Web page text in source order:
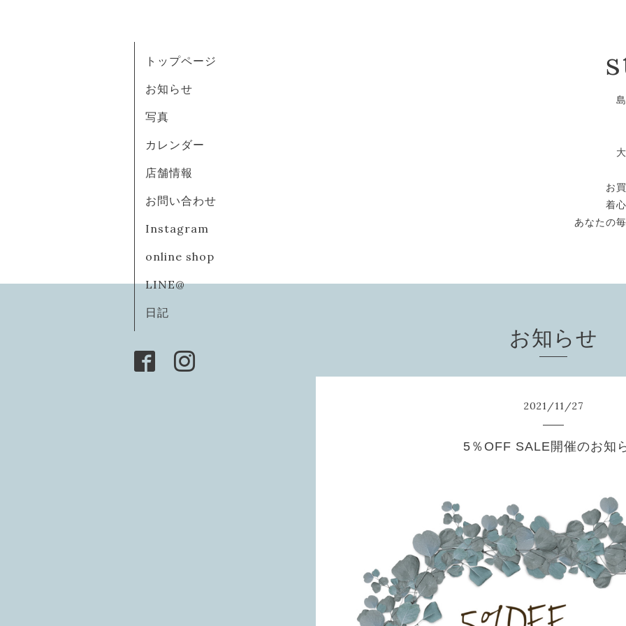
お
着
あなたの
トップページ
お知らせ
写真
カレンダー
店舗情報
お問い合わせ
Instagram
online shop
LINE@
日記
お知らせ
2021/11/27
5％OFF SALE開催のお知